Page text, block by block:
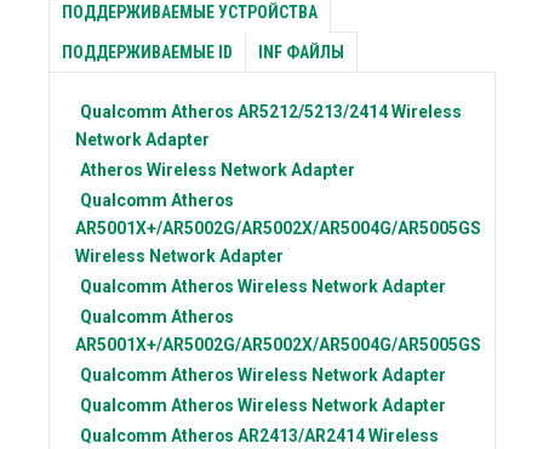
ПОДДЕРЖИВАЕМЫЕ УСТРОЙСТВА
ПОДДЕРЖИВАЕМЫЕ ID INF ФАЙЛЫ
Qualcomm Atheros AR5212/5213/2414 Wireless
Network Adapter
Atheros Wireless Network Adapter
Qualcomm Atheros
AR5001X+/AR5002G/AR5002X/AR5004G/AR5005GS
Wireless Network Adapter
Qualcomm Atheros Wireless Network Adapter
Qualcomm Atheros
AR5001X+/AR5002G/AR5002X/AR5004G/AR5005GS
Qualcomm Atheros Wireless Network Adapter
Qualcomm Atheros Wireless Network Adapter
Qualcomm Atheros AR2413/AR2414 Wireless